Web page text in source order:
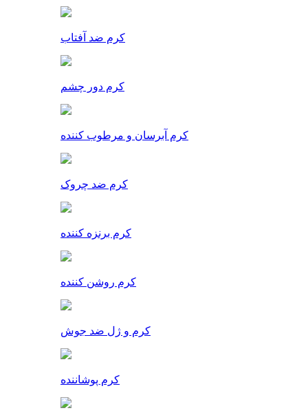
کرم ضد آفتاب
کرم دور چشم
کرم آبرسان و مرطوب کننده
کرم ضد چروک
کرم برنزه کننده
کرم روشن کننده
کرم و ژل ضد جوش
کرم پوشاننده